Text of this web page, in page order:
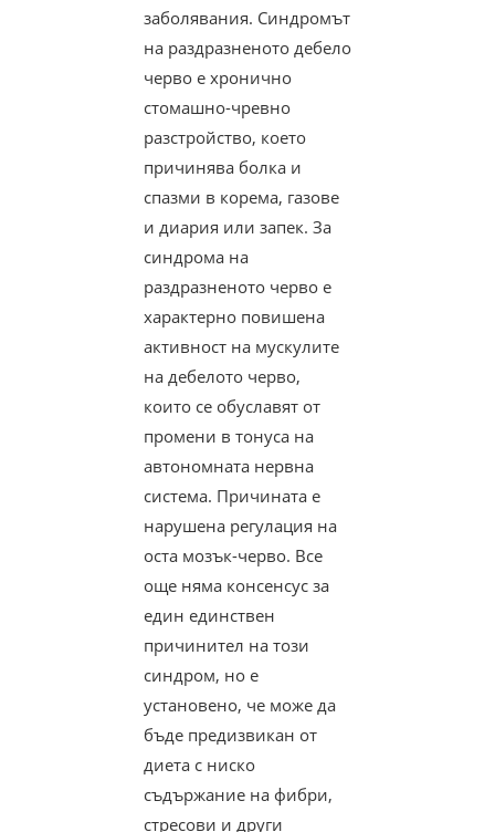
заболявания. Синдромът
на раздразненото дебело
черво е хронично
стомашно-чревно
разстройство, което
причинява болка и
спазми в корема, газове
и диария или запек. За
синдрома на
раздразненото черво е
характерно повишена
активност на мускулите
на дебелото черво,
които се обуславят от
промени в тонуса на
автономната нервна
система. Причината е
нарушена регулация на
оста мозък-черво. Все
още няма консенсус за
един единствен
причинител на този
синдром, но е
установено, че може да
бъде предизвикан от
диета с ниско
съдържание на фибри,
стресови и други